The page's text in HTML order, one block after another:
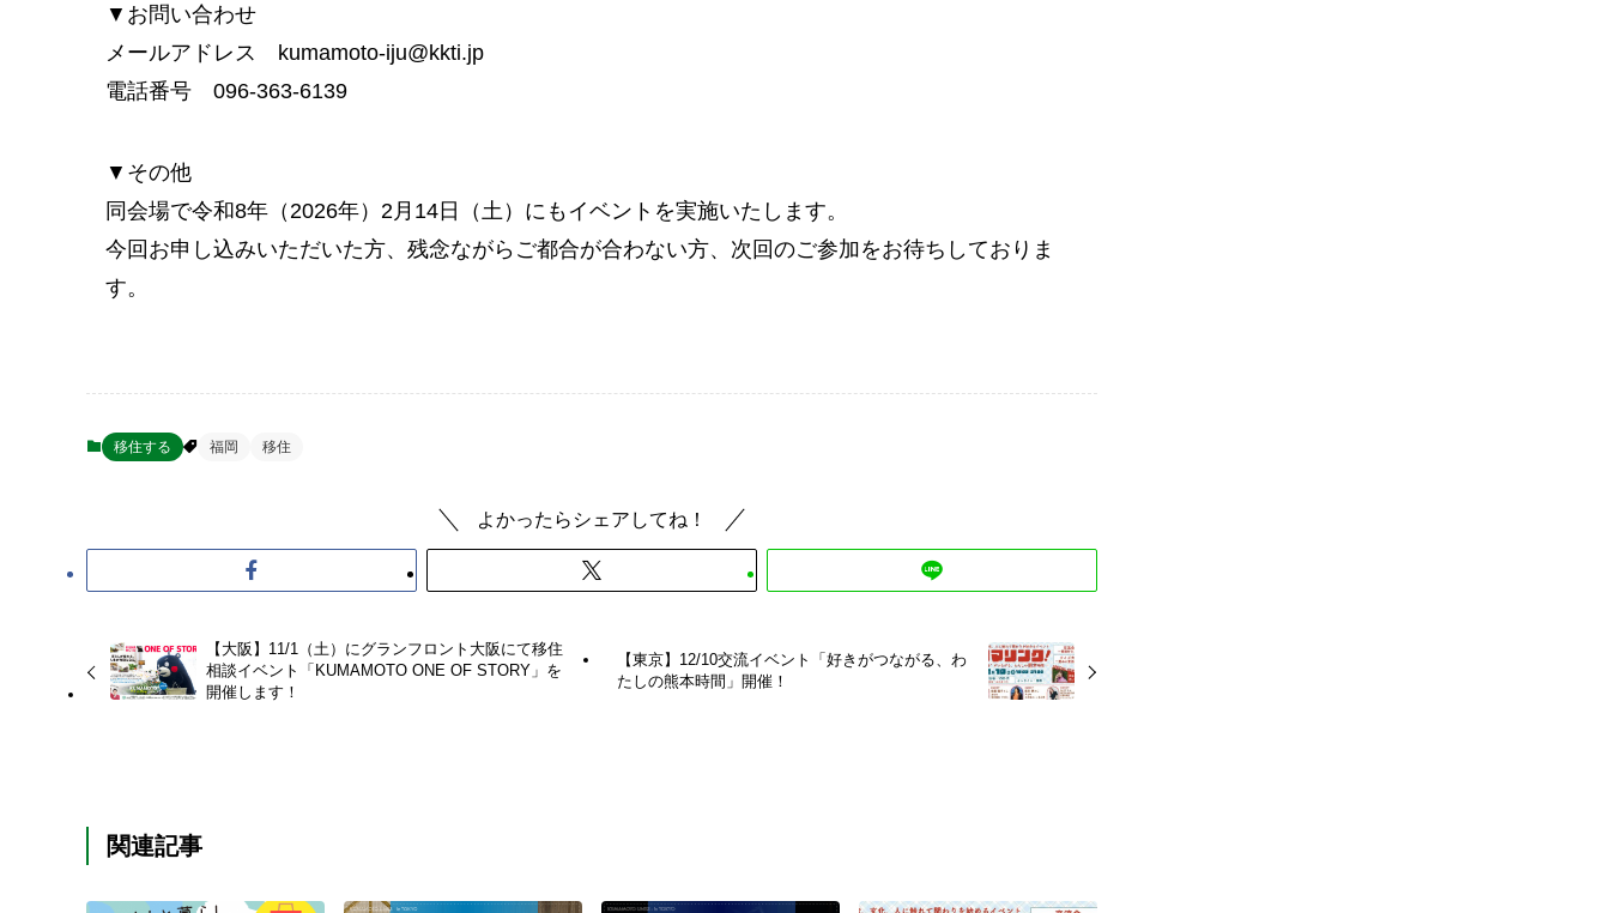
▼お問い合わせ
メールアドレス kumamoto-iju@kkti.jp
電話番号 096-363-6139
▼その他
同会場で令和8年（2026年）2月14日（土）にもイベントを実施いたします。
今回お申し込みいただいた方、残念ながらご都合が合わない方、次回のご参加をお待ちしておりま
す。
移住する 福岡 移住
よかったらシェアしてね！
【大阪】11/1（土）にグランフロント大阪にて移住
相談イベント「KUMAMOTO ONE OF STORY」を
開催します！
【東京】12/10交流イベント「好きがつながる、わ
たしの熊本時間」開催！
関連記事